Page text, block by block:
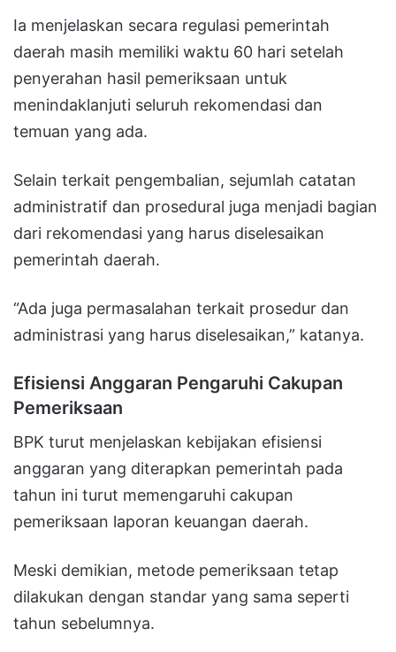
Ia menjelaskan secara regulasi pemerintah
daerah masih memiliki waktu 60 hari setelah
penyerahan hasil pemeriksaan untuk
menindaklanjuti seluruh rekomendasi dan
temuan yang ada.
Selain terkait pengembalian, sejumlah catatan
administratif dan prosedural juga menjadi bagian
dari rekomendasi yang harus diselesaikan
pemerintah daerah.
“Ada juga permasalahan terkait prosedur dan
administrasi yang harus diselesaikan,” katanya.
Efisiensi Anggaran Pengaruhi Cakupan
Pemeriksaan
BPK turut menjelaskan kebijakan efisiensi
anggaran yang diterapkan pemerintah pada
tahun ini turut memengaruhi cakupan
pemeriksaan laporan keuangan daerah.
Meski demikian, metode pemeriksaan tetap
dilakukan dengan standar yang sama seperti
tahun sebelumnya.